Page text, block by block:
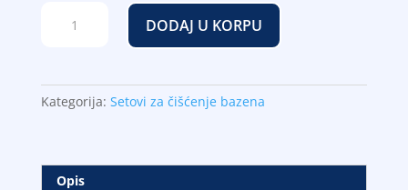
Intex
DODAJ U KORPU
Kategorija: Setovi za čišćenje bazena
Opis